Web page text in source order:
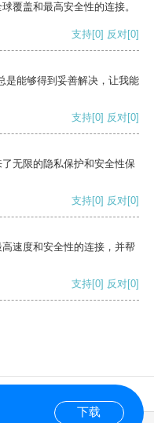
覆盖和最高安全性的连接。
支持[0] 反对[0]
是能够得到妥善解决，让我能
支持[0] 反对[0]
无限的隐私保护和安全性保
支持[0] 反对[0]
速度和安全性的连接，并帮
支持[0] 反对[0]
下载